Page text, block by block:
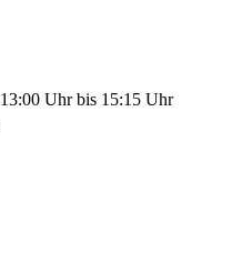
13:00 Uhr bis 15:15 Uhr